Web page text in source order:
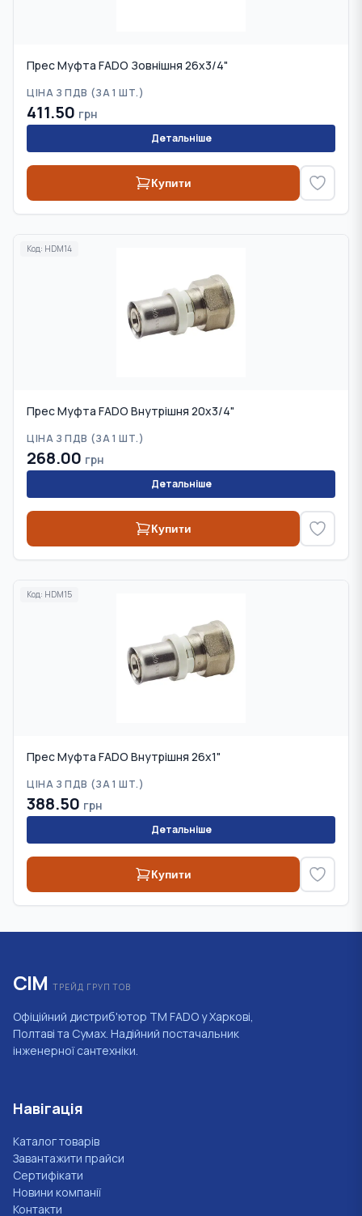
Прес Муфта FADO Зовнішня 26x3/4"
ЦІНА З ПДВ (ЗА 1 ШТ.)
411.50 грн
Детальніше
Купити
Код: HDM14
Прес Муфта FADO Внутрішня 20х3/4"
ЦІНА З ПДВ (ЗА 1 ШТ.)
268.00 грн
Детальніше
Купити
Код: HDM15
Прес Муфта FADO Внутрішня 26х1"
ЦІНА З ПДВ (ЗА 1 ШТ.)
388.50 грн
Детальніше
Купити
СІМ ТРЕЙД ГРУП ТОВ
Офіційний дистриб'ютор ТМ FADO у Харкові,
Полтаві та Сумах. Надійний постачальник
інженерної сантехніки.
Навігація
Каталог товарів
Завантажити прайси
Сертифікати
Новини компанії
Контакти